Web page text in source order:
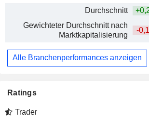
Durchschnitt
Gewichteter Durchschnitt nach
Marktkapitalisierung
-
Alle Branchenperformances anzeigen
Ratings
Trader